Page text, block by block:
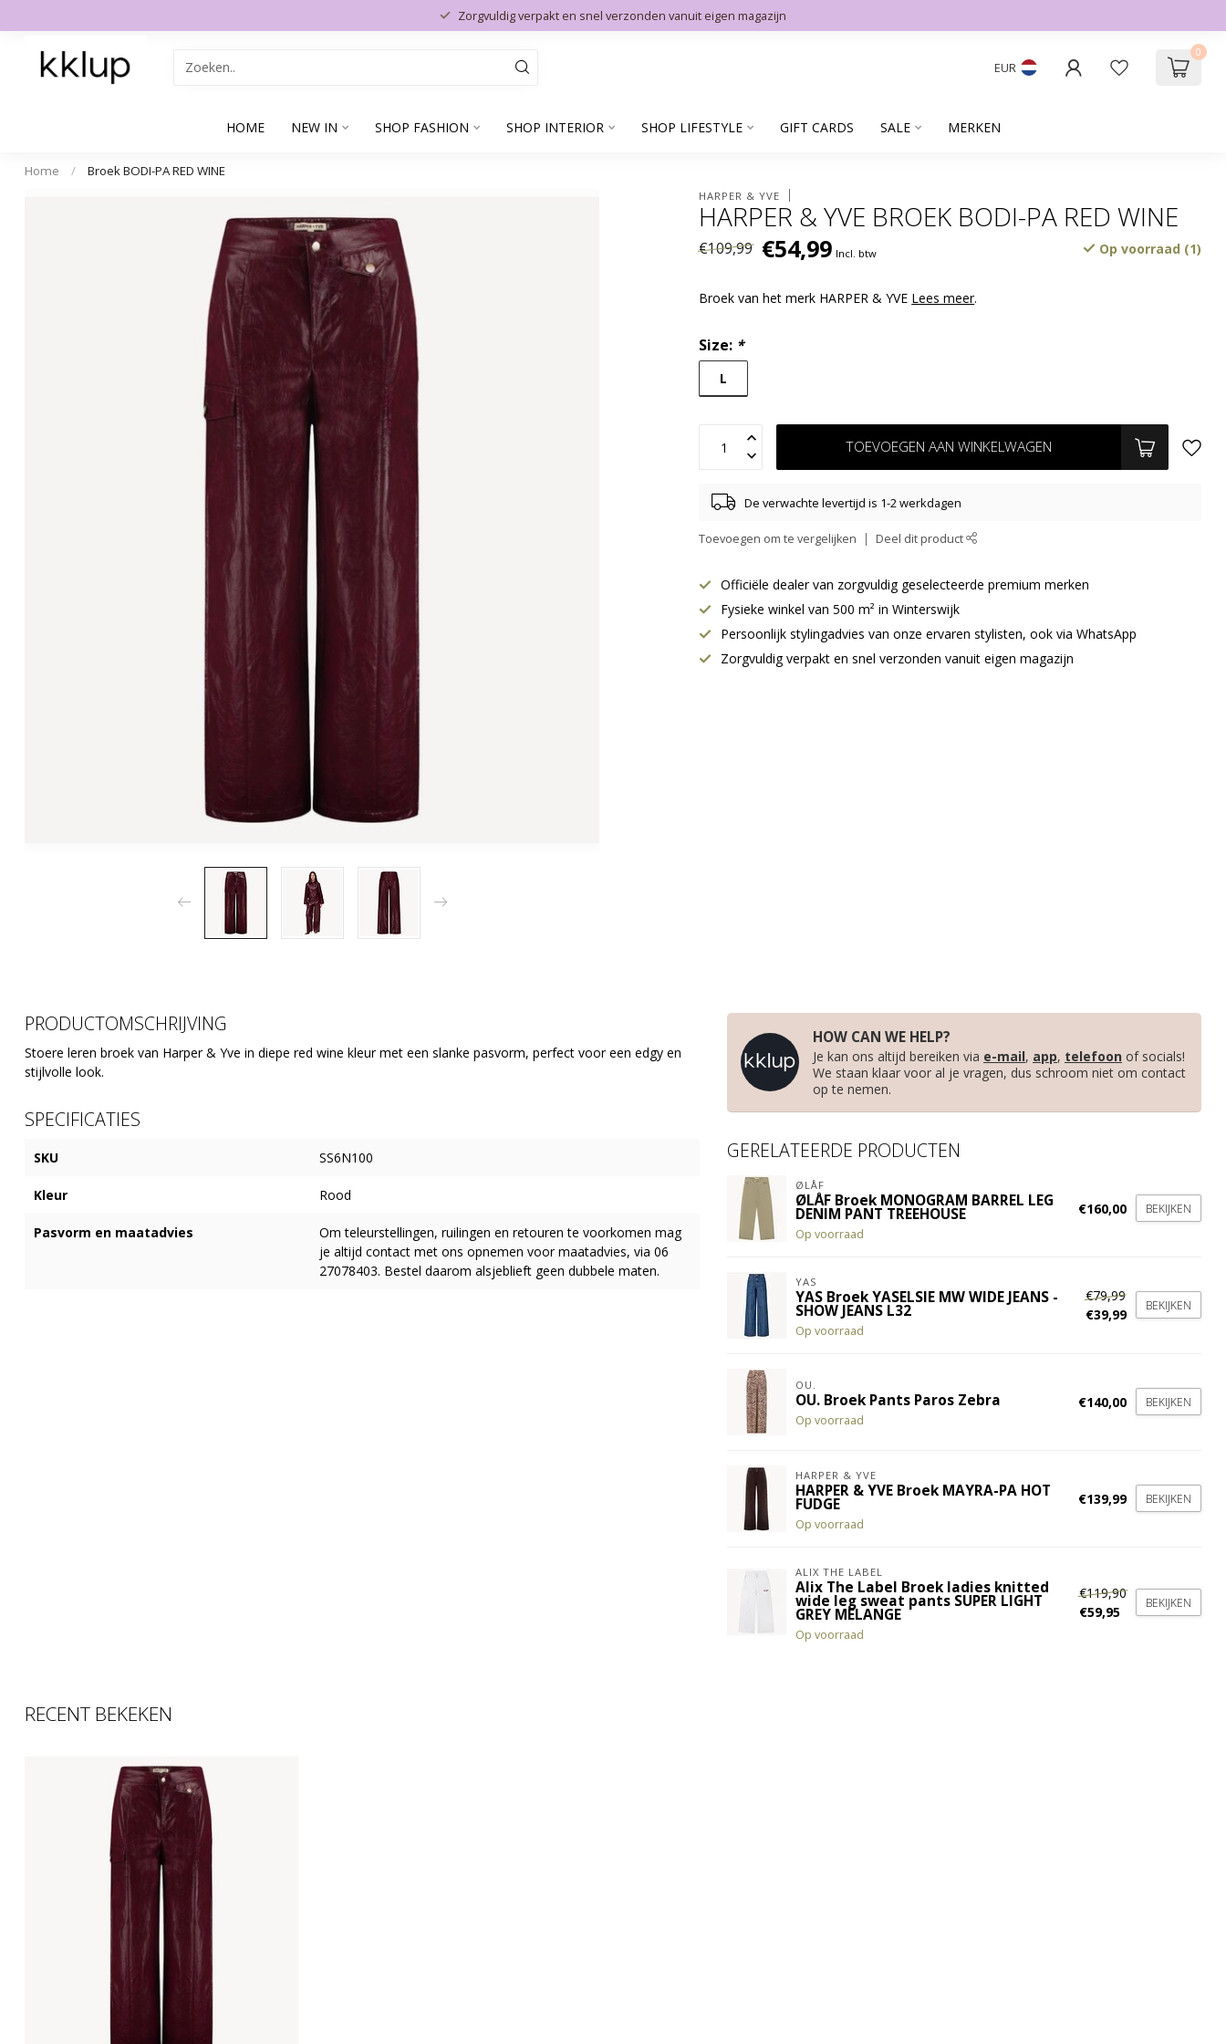
Zorgvuldig verpakt en snel verzonden vanuit eigen magazijn
EUR
0
HOME NEW IN SHOP FASHION SHOP INTERIOR SHOP LIFESTYLE GIFT CARDS SALE MERKEN
Home / Broek BODI-PA RED WINE
HARPER & YVE
HARPER & YVE BROEK BODI-PA RED WINE
€109,99 €54,99 Incl. btw Op voorraad (1)
Broek van het merk HARPER & YVE Lees meer.
Size: *
L
TOEVOEGEN AAN WINKELWAGEN
De verwachte levertijd is 1-2 werkdagen
Toevoegen om te vergelijken Deel dit product
Officiële dealer van zorgvuldig geselecteerde premium merken
Fysieke winkel van 500 m² in Winterswijk
Persoonlijk stylingadvies van onze ervaren stylisten, ook via WhatsApp
Zorgvuldig verpakt en snel verzonden vanuit eigen magazijn
PRODUCTOMSCHRIJVING
Stoere leren broek van Harper & Yve in diepe red wine kleur met een slanke pasvorm, perfect voor een edgy en
stijlvolle look.
SPECIFICATIES
SKU SS6N100
Kleur Rood
Pasvorm en maatadvies
Om teleurstellingen, ruilingen en retouren te voorkomen mag
je altijd contact met ons opnemen voor maatadvies, via 06
27078403. Bestel daarom alsjeblieft geen dubbele maten.
HOW CAN WE HELP?
Je kan ons altijd bereiken via e-mail, app, telefoon of socials!
We staan klaar voor al je vragen, dus schroom niet om contact
op te nemen.
GERELATEERDE PRODUCTEN
ØLÅF
ØLÅF Broek MONOGRAM BARREL LEG
DENIM PANT TREEHOUSE
Op voorraad
€160,00 BEKIJKEN
YAS
YAS Broek YASELSIE MW WIDE JEANS -
SHOW JEANS L32
Op voorraad
€79,99
€39,99
BEKIJKEN
OU.
OU. Broek Pants Paros Zebra
Op voorraad
€140,00 BEKIJKEN
HARPER & YVE
HARPER & YVE Broek MAYRA-PA HOT
FUDGE
Op voorraad
€139,99 BEKIJKEN
ALIX THE LABEL
Alix The Label Broek ladies knitted
wide leg sweat pants SUPER LIGHT
GREY MELANGE
Op voorraad
€119,90
€59,95
BEKIJKEN
RECENT BEKEKEN